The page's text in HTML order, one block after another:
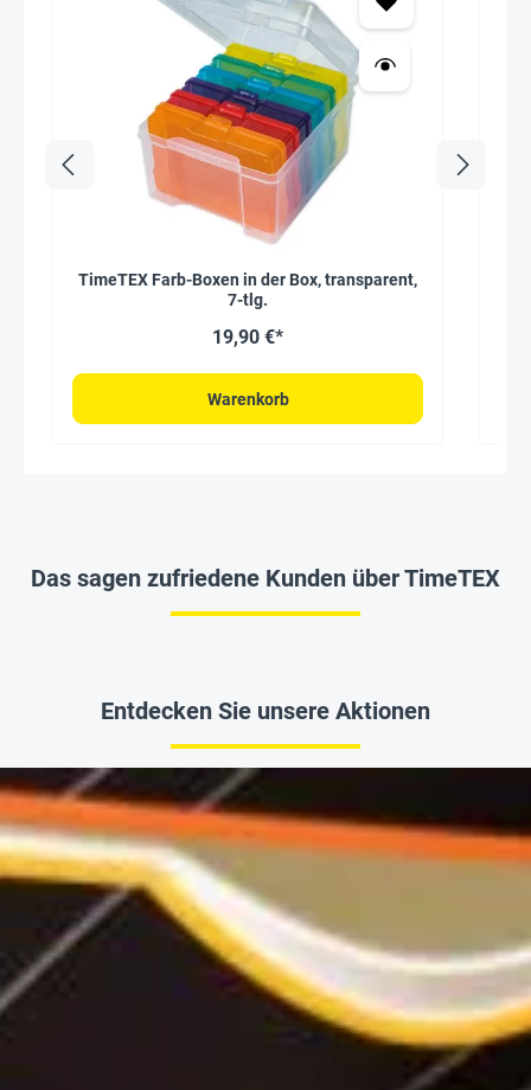
TimeTEX Farb-Boxen in der Box, transparent,
7-tlg.
19,90 €*
Warenkorb
Das sagen zufriedene Kunden über TimeTEX
Entdecken Sie unsere Aktionen